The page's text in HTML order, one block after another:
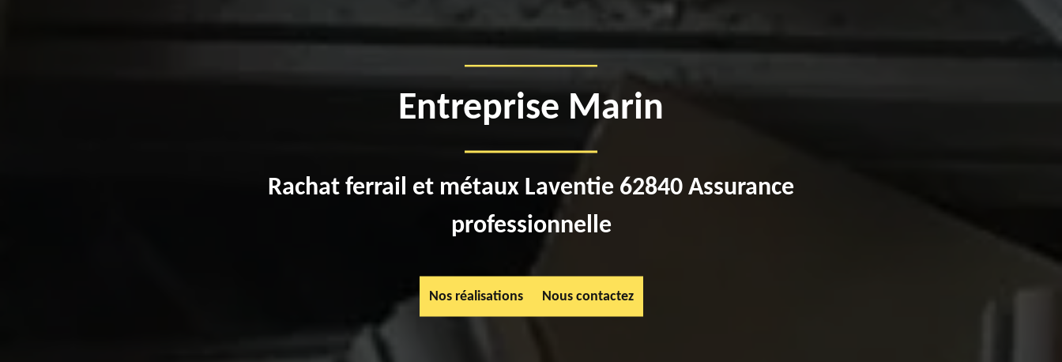
Entreprise Marin
Rachat ferrail et métaux Laventie 62840 Assurance
professionnelle
Nos réalisations Nous contactez